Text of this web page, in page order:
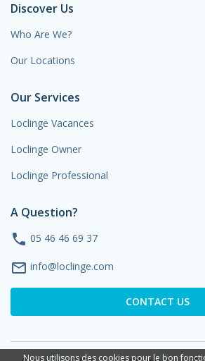
Discover Us
Who Are We?
Our Locations
Our Services
Loclinge Vacances
Loclinge Owner
Loclinge Professional
A Question?
phone 05 46 46 69 37
mail_outline info@loclinge.com
CONTACT US
Nous utilisons des cookies pour le bon